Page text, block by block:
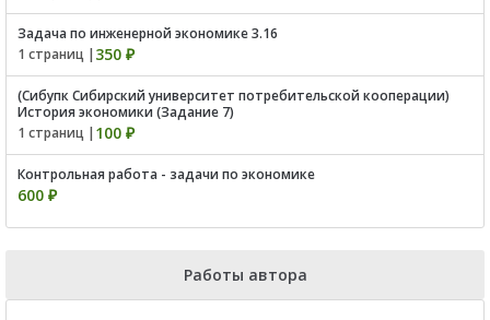
Задача по инженерной экономике 3.16
1 страниц | 350 ₽
(Сибупк Сибирский университет потребительской кооперации)
История экономики (Задание 7)
1 страниц | 100 ₽
Контрольная работа - задачи по экономике
600 ₽
Работы автора